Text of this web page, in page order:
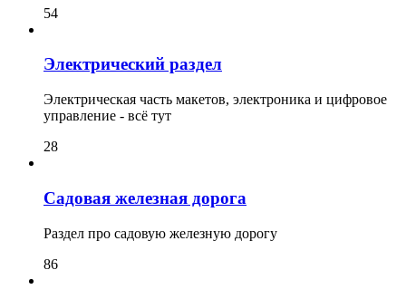
54
Электрический раздел
Электрическая часть макетов, электроника и цифровое
управление - всё тут
28
Садовая железная дорога
Раздел про садовую железную дорогу
86